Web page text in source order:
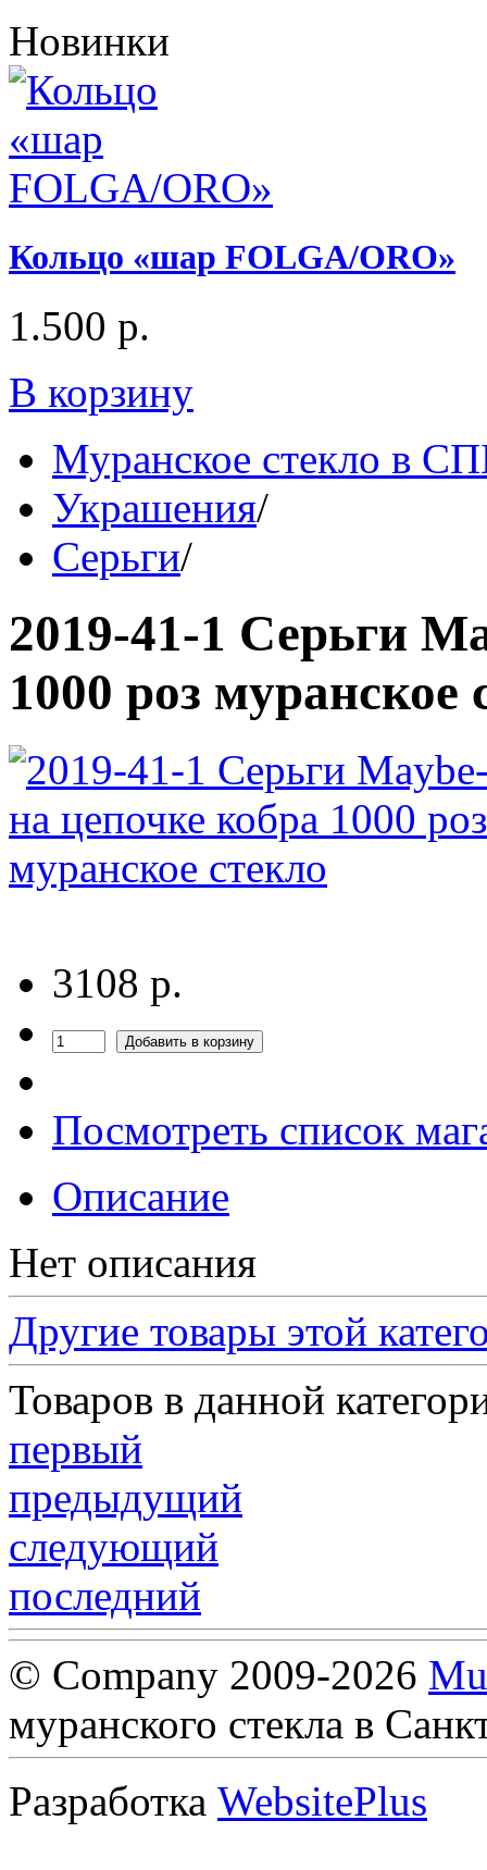
Новинки
Кольцо «шар FOLGA/ORO»
1.500 р.
В корзину
Муранское стекло в
Украшения/
Серьги/
2019-41-1 Серьги
1000 роз муранское
3108 р.
Посмотреть список
Описание
Нет описания
Другие товары этой
Товаров в данной
первый
предыдущий
следующий
последний
© Company 2009-2026
муранского стекла в
Разработка WebsitePlus